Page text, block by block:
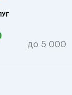
до 5 000